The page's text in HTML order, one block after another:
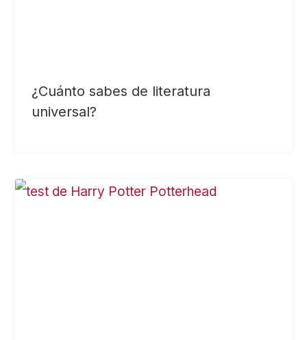
¿Cuánto sabes de literatura
universal?